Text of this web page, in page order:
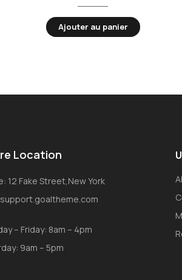
Ajouter au panier
Location
12 Fake Street,New York
support.goaltheme.com
– Friday: 8am – 4pm
9am – 5pm